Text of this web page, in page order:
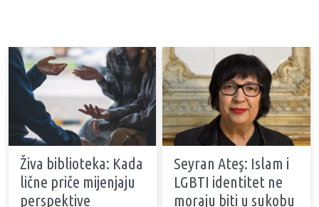
Živa biblioteka: Kada
lične priče mijenjaju
perspektive
Seyran Ateş: Islam i
LGBTI identitet ne
moraju biti u sukobu